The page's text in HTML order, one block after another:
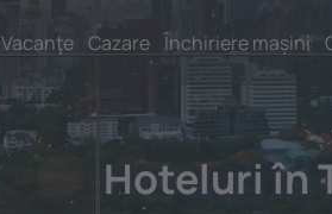
Vacanţe Cazare Închiriere mașini
Hoteluri în